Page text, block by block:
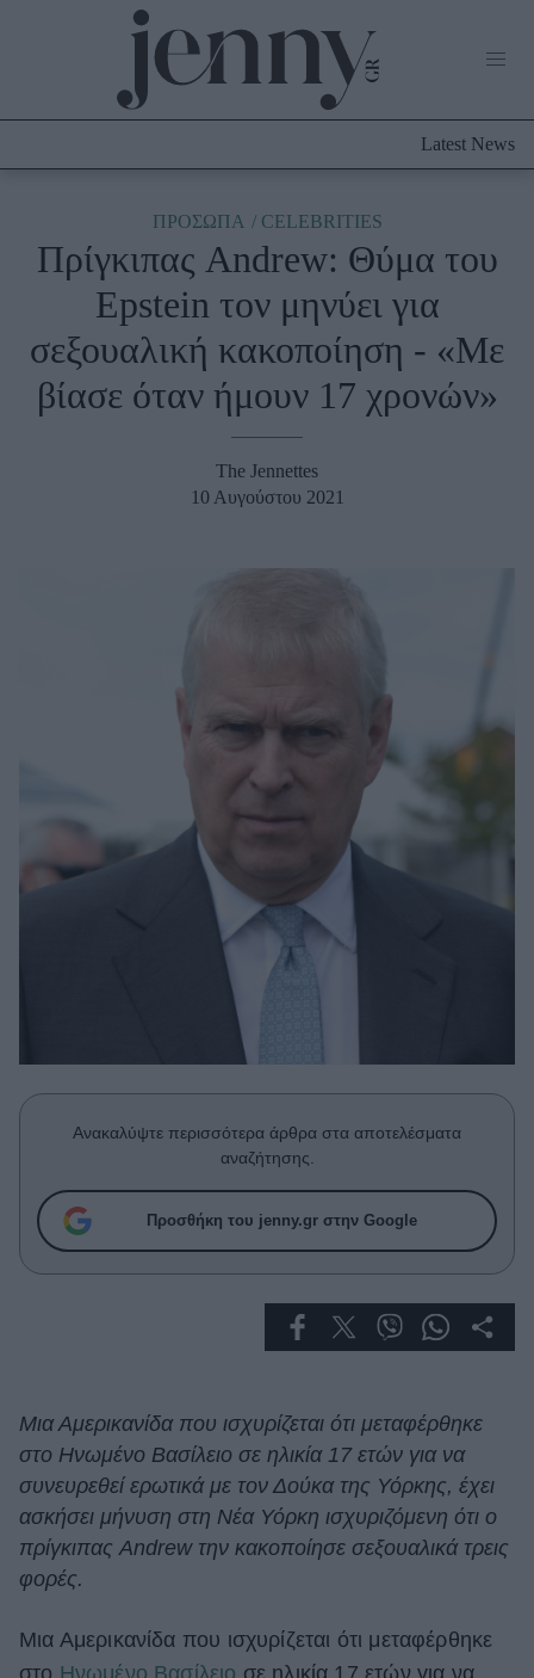
Culture
Fashion
Styling Tips
Fashion News
Woman Power
Συνεντεύξεις
Ask the Guru
Success Stories
Deco
Cooking
Green
Αφιερώματα
ΒΟΞ
Latest News
ΠΡΟΣΩΠΑ CELEBRITIES
Πρίγκιπας Andrew: Θύμα του
Epstein τον μηνύει για
σεξουαλική κακοποίηση - «Με
βίασε όταν ήμουν 17 χρονών»
The Jennettes
10 Αυγούστου 2021
Ανακαλύψτε περισσότερα άρθρα στα αποτελέσματα
αναζήτησης.
Προσθήκη του jenny.gr στην Google
Μια Αμερικανίδα που ισχυρίζεται ότι μεταφέρθηκε
στο Ηνωμένο Βασίλειο σε ηλικία 17 ετών για να
συνευρεθεί ερωτικά με τον Δούκα της Υόρκης, έχει
ασκήσει μήνυση στη Νέα Υόρκη ισχυριζόμενη ότι ο
πρίγκιπας Andrew την κακοποίησε σεξουαλικά τρεις
φορές.
Μια Αμερικανίδα που ισχυρίζεται ότι μεταφέρθηκε
στο Ηνωμένο Βασίλειο σε ηλικία 17 ετών για να